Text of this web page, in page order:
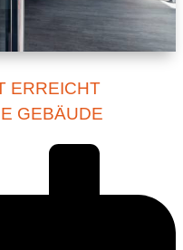
ERREICHT
GEBÄUDE